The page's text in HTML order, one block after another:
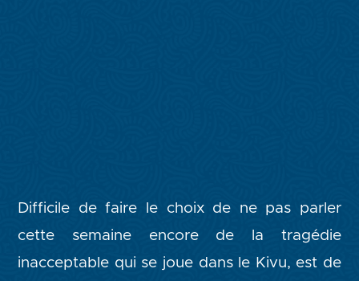
Difficile de faire le choix de ne pas parler
cette semaine encore de la tragédie
inacceptable qui se joue dans le Kivu, est de